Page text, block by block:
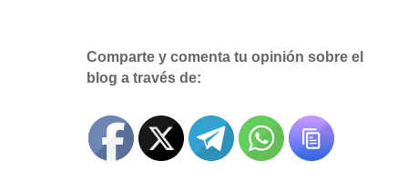
Comparte y comenta tu opinión sobre el
blog a través de: